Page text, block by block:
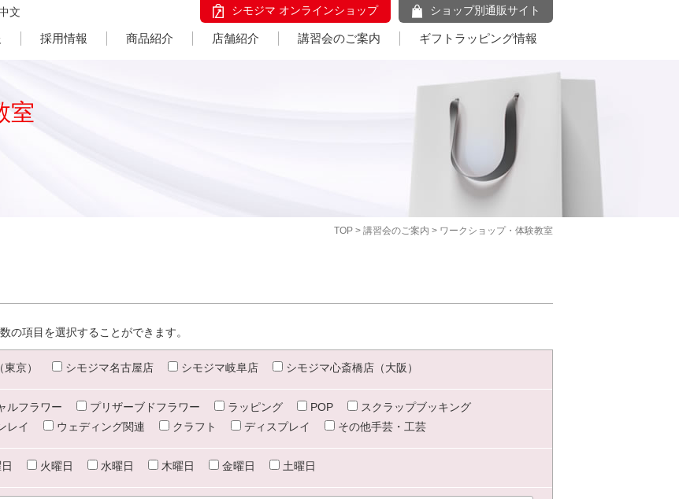
文 シモジマ オンラインショップ ショップ別通販サイト
採用情報 商品紹介 店舗紹介 講習会のご案内 ギフトラッピング情報
TOP > 講習会のご案内 > ワークショップ・体験教室
室
の項目を選択することができます。
京） シモジマ名古屋店 シモジマ岐阜店 シモジマ心斎橋店（大阪）
ルフラワー プリザーブドフラワー ラッピング POP
スクラップブッキング
レイ
ウェディング関連 クラフト ディスプレイ その他手芸・工芸
火曜日 水曜日 木曜日 金曜日 土曜日